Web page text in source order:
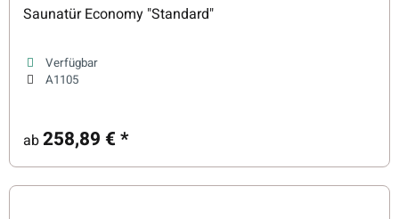
Saunatür Economy "Standard"
Verfügbar
A1105
ab258,89 €*